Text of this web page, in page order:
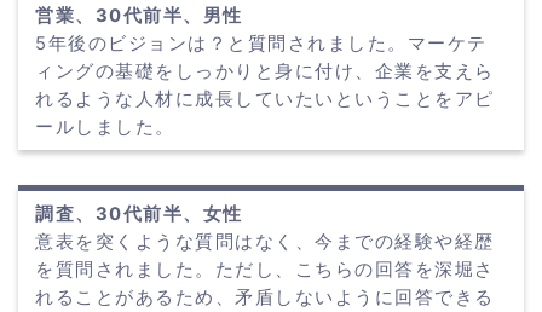
営業、30代前半、男性
5年後のビジョンは？と質問されました。マーケテ
ィングの基礎をしっかりと身に付け、企業を支えら
れるような人材に成長していたいということをアピ
ールしました。
調査、30代前半、女性
意表を突くような質問はなく、今までの経験や経歴
を質問されました。ただし、こちらの回答を深堀さ
れることがあるため、矛盾しないように回答できる